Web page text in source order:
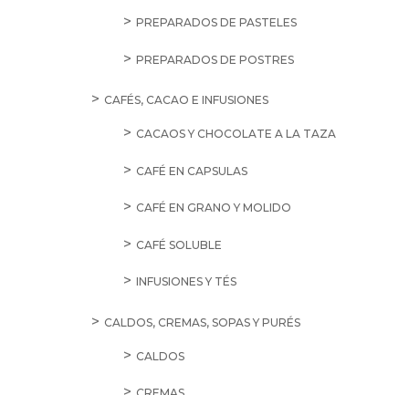
PREPARADOS DE PASTELES
PREPARADOS DE POSTRES
CAFÉS, CACAO E INFUSIONES
CACAOS Y CHOCOLATE A LA TAZA
CAFÉ EN CAPSULAS
CAFÉ EN GRANO Y MOLIDO
CAFÉ SOLUBLE
INFUSIONES Y TÉS
CALDOS, CREMAS, SOPAS Y PURÉS
CALDOS